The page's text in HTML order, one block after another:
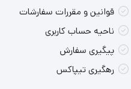
قوانین و مقررات سفارشات
ناحیه حساب کاربری
پیگیری سفارش
رهگیری تیپاکس